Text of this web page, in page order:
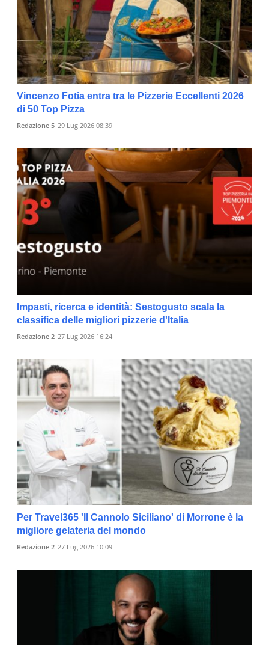
Vincenzo Fotia entra tra le Pizzerie Eccellenti 2026
di 50 Top Pizza
Redazione 5 29 Lug 2026 08:39
Impasti, ricerca e identità: Sestogusto scala la
classifica delle migliori pizzerie d'Italia
Redazione 2 27 Lug 2026 16:24
Per Travel365 'Il Cannolo Siciliano' di Morrone è la
migliore gelateria del mondo
Redazione 2 27 Lug 2026 10:09